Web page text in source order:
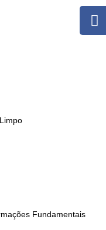
Fundamentais